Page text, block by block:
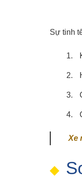
Sự tinh
Xe